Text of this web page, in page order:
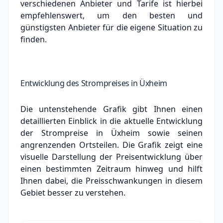
verschiedenen Anbieter und Tarife ist hierbei
empfehlenswert, um den besten und
günstigsten Anbieter für die eigene Situation zu
finden.
Entwicklung des Strompreises in Üxheim
Die untenstehende Grafik gibt Ihnen einen
detaillierten Einblick in die aktuelle Entwicklung
der Strompreise in Üxheim sowie seinen
angrenzenden Ortsteilen. Die Grafik zeigt eine
visuelle Darstellung der Preisentwicklung über
einen bestimmten Zeitraum hinweg und hilft
Ihnen dabei, die Preisschwankungen in diesem
Gebiet besser zu verstehen.